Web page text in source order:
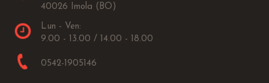
40026 Imola (BO)
Lun - Ven:
9.00 - 13.00 / 14.00 - 18.00
0542-1905146